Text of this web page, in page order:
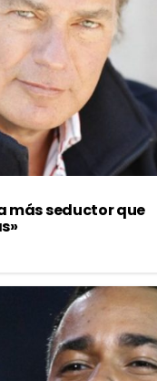
más seductor que